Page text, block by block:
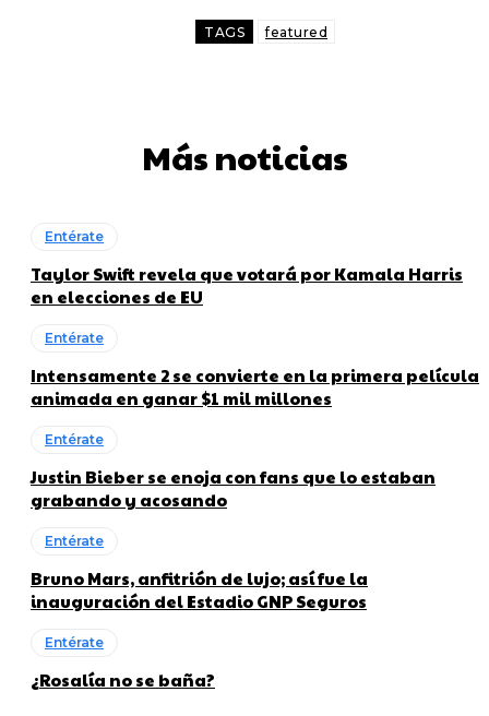
TAGS featured
Más noticias
Entérate
Taylor Swift revela que votará por Kamala Harris
en elecciones de EU
Entérate
Intensamente 2 se convierte en la primera película
animada en ganar $1 mil millones
Entérate
Justin Bieber se enoja con fans que lo estaban
grabando y acosando
Entérate
Bruno Mars, anfitrión de lujo; así fue la
inauguración del Estadio GNP Seguros
Entérate
¿Rosalía no se baña?